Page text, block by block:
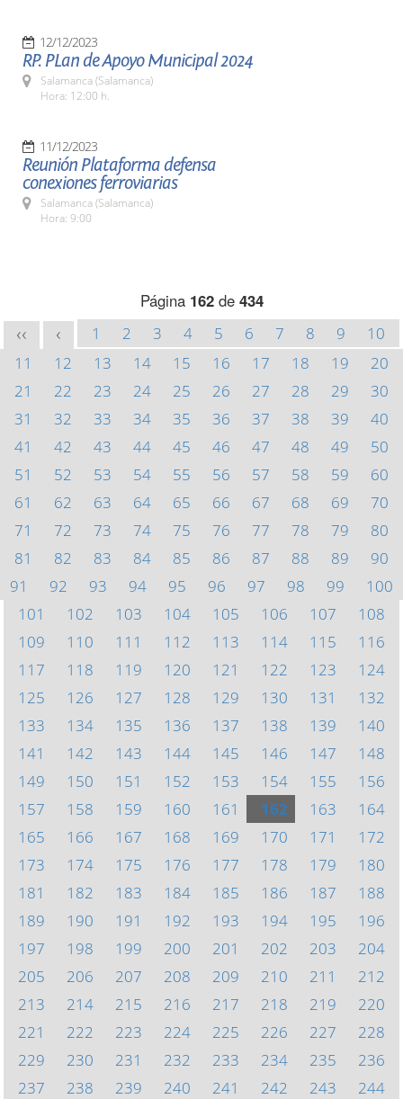
12/12/2023
RP. PLan de Apoyo Municipal 2024
Salamanca (Salamanca)
Hora: 12:00 h.
11/12/2023
Reunión Plataforma defensa
conexiones ferroviarias
Salamanca (Salamanca)
Hora: 9:00
Página 162de 434
<< < 1 2 3 4 5 6 7 8 9
10
11
12 13 14 15 16 17 18 19
20
21
22 23 24 25 26 27 28 29
30
31
32 33 34 35 36 37 38 39
40
41
42 43 44 45 46 47 48 49
50
51
52 53 54 55 56 57 58 59
60
61
62 63 64 65 66 67 68 69
70
71
72 73 74 75 76 77 78 79
80
81
82 83 84 85 86 87 88 89
90
91
92 93 94 95 96 97 98 99
100
101
102 103 104 105 106 107
108
109
110 111 112 113 114 115
116
117
118 119 120 121 122 123
124
125
126 127 128 129 130 131
132
133
134 135 136 137 138 139
140
141
142 143 144 145 146 147
148
149
150 151 152 153 154 155
156
157
158 159 160 161 162 163
164
165
166 167 168 169 170 171
172
173
174 175 176 177 178 179
180
181
182 183 184 185 186 187
188
189
190 191 192 193 194 195
196
197
198 199 200 201 202 203
204
205
206 207 208 209 210 211
212
213
214 215 216 217 218 219
220
221
222 223 224 225 226 227
228
229
230 231 232 233 234 235
236
237
238 239 240 241 242 243
244